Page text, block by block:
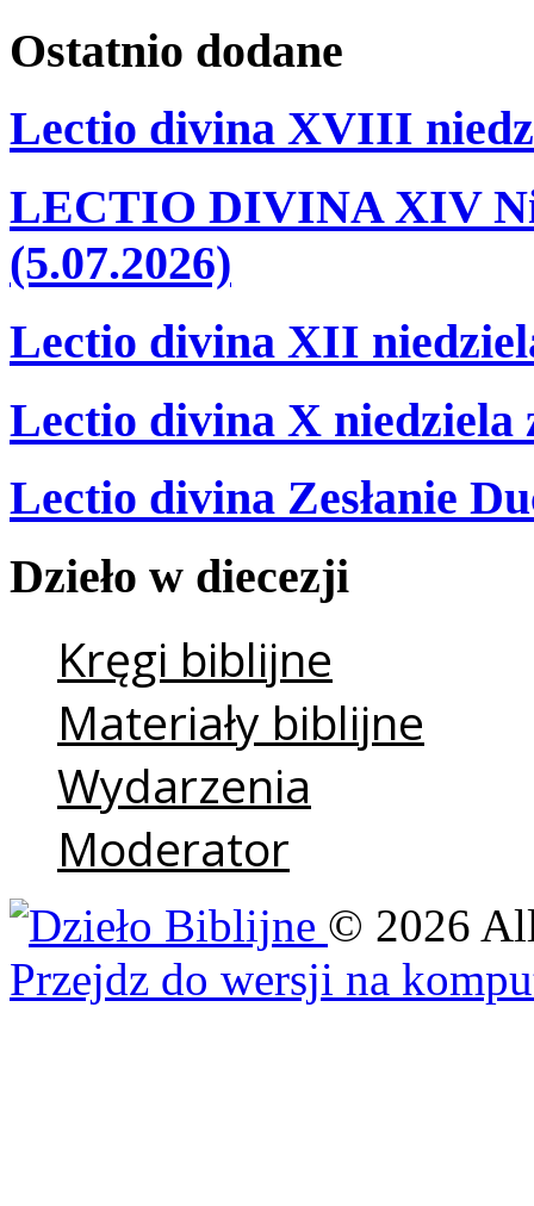
Ostatnio dodane
Lectio divina XVIII
LECTIO DIVINA XIV
(5.07.2026)
Lectio divina XII
Lectio divina X niedziela
Lectio divina Zesłanie
Dzieło w diecezji
Kręgi biblijne
Materiały biblijne
Wydarzenia
Moderator
© 2026
Przejdz do wersji na